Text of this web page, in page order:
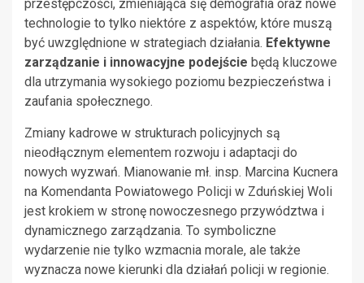
przestępczości, zmieniająca się demografia oraz nowe
technologie to tylko niektóre z aspektów, które muszą
być uwzględnione w strategiach działania. Efektywne
zarządzanie i innowacyjne podejście będą kluczowe
dla utrzymania wysokiego poziomu bezpieczeństwa i
zaufania społecznego.
Zmiany kadrowe w strukturach policyjnych są
nieodłącznym elementem rozwoju i adaptacji do
nowych wyzwań. Mianowanie mł. insp. Marcina Kucnera
na Komendanta Powiatowego Policji w Zduńskiej Woli
jest krokiem w stronę nowoczesnego przywództwa i
dynamicznego zarządzania. To symboliczne
wydarzenie nie tylko wzmacnia morale, ale także
wyznacza nowe kierunki dla działań policji w regionie.